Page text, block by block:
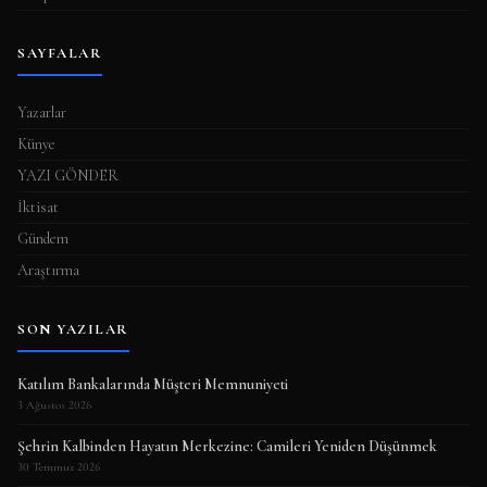
SAYFALAR
Yazarlar
Künye
YAZI GÖNDER
İktisat
Gündem
Araştırma
SON YAZILAR
Katılım Bankalarında Müşteri Memnuniyeti
3 Ağustos 2026
Şehrin Kalbinden Hayatın Merkezine: Camileri Yeniden Düşünmek
30 Temmuz 2026